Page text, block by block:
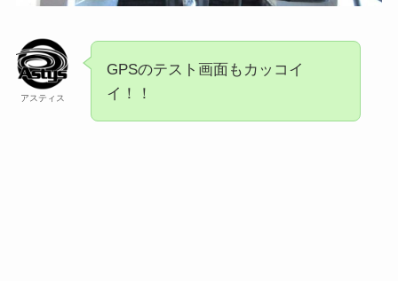
アスティス
GPSのテスト画面もカッコイ
イ！！